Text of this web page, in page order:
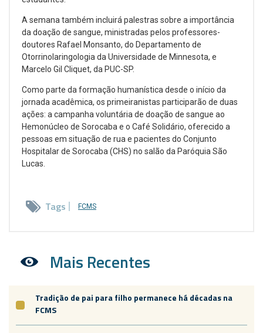
A semana também incluirá palestras sobre a importância
da doação de sangue, ministradas pelos professores-
doutores Rafael Monsanto, do Departamento de
Otorrinolaringologia da Universidade de Minnesota, e
Marcelo Gil Cliquet, da PUC-SP.
Como parte da formação humanística desde o início da
jornada acadêmica, os primeiranistas participarão de duas
ações: a campanha voluntária de doação de sangue ao
Hemonúcleo de Sorocaba e o Café Solidário, oferecido a
pessoas em situação de rua e pacientes do Conjunto
Hospitalar de Sorocaba (CHS) no salão da Paróquia São
Lucas.
Tags FCMS
Mais Recentes
Tradição de pai para filho permanece há décadas na
FCMS